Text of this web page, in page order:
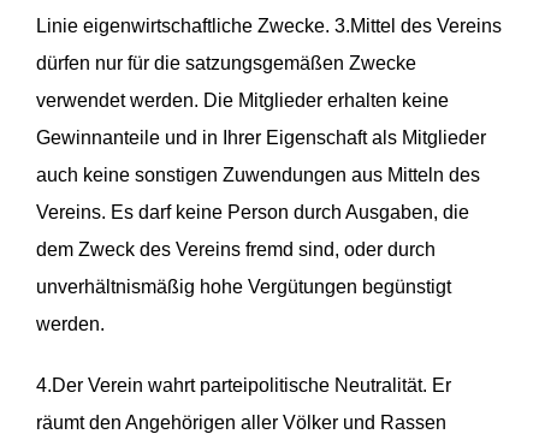
Linie eigenwirtschaftliche Zwecke. 3.Mittel des Vereins
dürfen nur für die satzungsgemäßen Zwecke
verwendet werden. Die Mitglieder erhalten keine
Gewinnanteile und in Ihrer Eigenschaft als Mitglieder
auch keine sonstigen Zuwendungen aus Mitteln des
Vereins. Es darf keine Person durch Ausgaben, die
dem Zweck des Vereins fremd sind, oder durch
unverhältnismäßig hohe Vergütungen begünstigt
werden.
4.Der Verein wahrt parteipolitische Neutralität. Er
räumt den Angehörigen aller Völker und Rassen